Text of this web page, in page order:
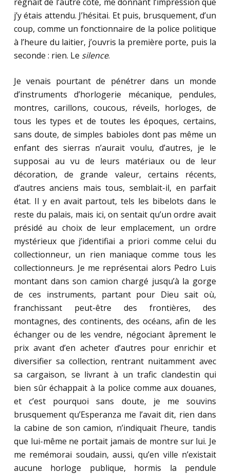
j’y étais attendu. J’hésitai. Et puis, brusquement, d’un
coup, comme un fonctionnaire de la police politique
à l’heure du laitier, j’ouvris la première porte, puis la
seconde : rien. Le silence.
Je venais pourtant de pénétrer dans un monde
d’instruments d’horlogerie mécanique, pendules,
montres, carillons, coucous, réveils, horloges, de
tous les types et de toutes les époques, certains,
sans doute, de simples babioles dont pas même un
enfant des sierras n’aurait voulu, d’autres, je le
supposai au vu de leurs matériaux ou de leur
décoration, de grande valeur, certains récents,
d’autres anciens mais tous, semblait-il, en parfait
état. Il y en avait partout, tels les bibelots dans le
reste du palais, mais ici, on sentait qu’un ordre avait
présidé au choix de leur emplacement, un ordre
mystérieux que j’identifiai a priori comme celui du
collectionneur, un rien maniaque comme tous les
collectionneurs. Je me représentai alors Pedro Luis
montant dans son camion chargé jusqu’à la gorge
de ces instruments, partant pour Dieu sait où,
franchissant peut-être des frontières, des
montagnes, des continents, des océans, afin de les
échanger ou de les vendre, négociant âprement le
prix avant d’en acheter d’autres pour enrichir et
diversifier sa collection, rentrant nuitamment avec
sa cargaison, se livrant à un trafic clandestin qui
bien sûr échappait à la police comme aux douanes,
et c’est pourquoi sans doute, je me souvins
brusquement qu’Esperanza me l’avait dit, rien dans
la cabine de son camion, n’indiquait l’heure, tandis
que lui-même ne portait jamais de montre sur lui. Je
me remémorai soudain, aussi, qu’en ville n’existait
aucune horloge publique, hormis la pendule